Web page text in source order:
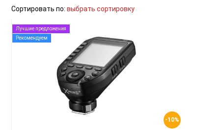
Сортировать по: выбрать сортировку
-10%
Лучшие предложения
Рекомендуем